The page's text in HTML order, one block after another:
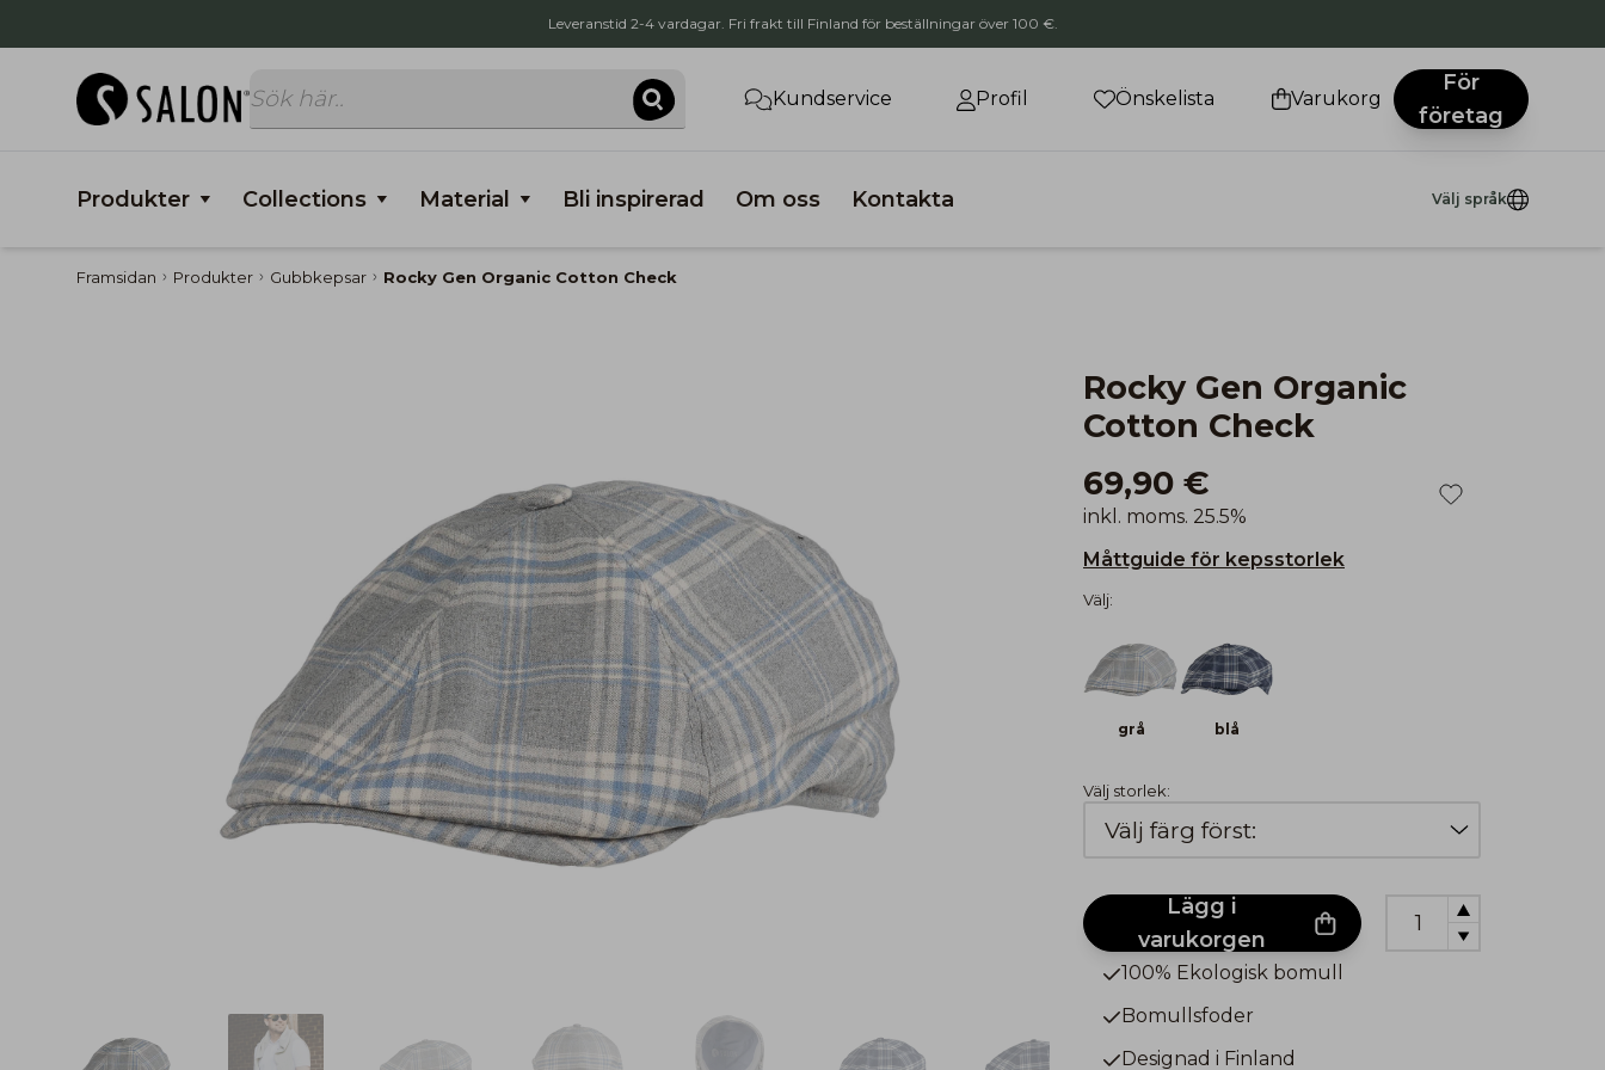
Leveranstid 2-4 vardagar. Fri frakt till Finland för beställningar över 100 €.
Kundservice Profil Önskelista Varukorg
För
företag
Produkter Collections Material Bli inspirerad Om oss Kontakta Välj språk
Framsidan Produkter Gubbkepsar Rocky Gen Organic Cotton Check
Rocky Gen Organic
Cotton Check
69,90 €
inkl. moms. 25.5%
Måttguide för kepsstorlek
Välj:
grå blå
Välj storlek:
Lägg i
varukorgen
100% Ekologisk bomull
Bomullsfoder
Designad i Finland